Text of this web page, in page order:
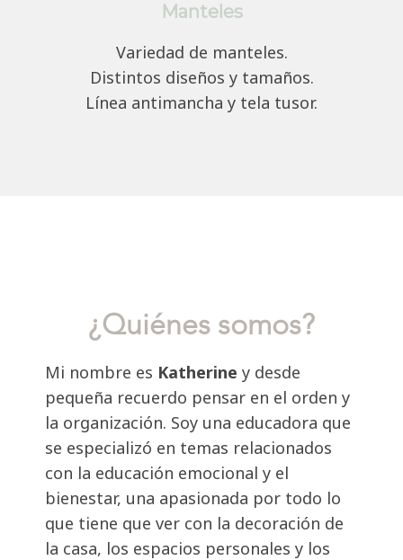
Manteles
Variedad de manteles.
Distintos diseños y tamaños.
Línea antimancha y tela tusor.
¿Quiénes somos?
Mi nombre es Katherine y desde
pequeña recuerdo pensar en el orden y
la organización. Soy una educadora que
se especializó en temas relacionados
con la educación emocional y el
bienestar, una apasionada por todo lo
que tiene que ver con la decoración de
la casa, los espacios personales y los